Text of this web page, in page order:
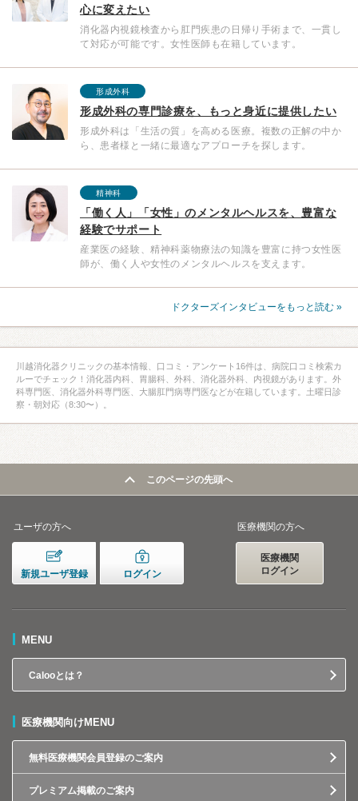
心に変えたい
消化器内視鏡検査から肛門疾患の日帰り手術まで、一貫し
て対応が可能です。女性医師も在籍しています。
形成外科
形成外科の専門診療を、もっと身近に提供したい
形成外科は「生活の質」を高める医療。複数の正解の中か
ら、患者様と一緒に最適なアプローチを探します。
精神科
「働く人」「女性」のメンタルヘルスを、豊富な
経験でサポート
産業医の経験、精神科薬物療法の知識を豊富に持つ女性医
師が、働く人や女性のメンタルヘルスを支えます。
ドクターズインタビューをもっと読む »
川越消化器クリニックの基本情報、口コミ・アンケート16件は、病院口コミ検索カ
ルーでチェック！消化器内科、胃腸科、外科、消化器外科、内視鏡があります。外
科専門医、消化器外科専門医、大腸肛門病専門医などが在籍しています。土曜日診
察・朝対応（8:30〜）。
このページの先頭へ
ユーザの方へ
新規ユーザ登録 ログイン
医療機関の方へ
医療機関
ログイン
MENU
Calooとは？
医療機関向けMENU
無料医療機関会員登録のご案内
プレミアム掲載のご案内